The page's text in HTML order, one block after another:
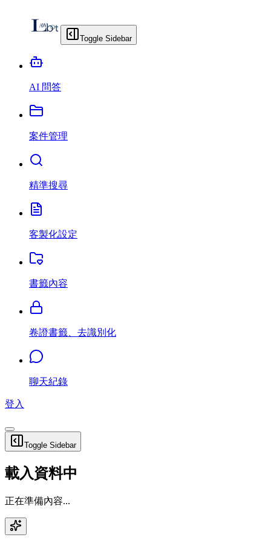
Toggle Sidebar
AI 問答
案件管理
精準搜尋
客製化設定
書籤內容
卷證書籤、去識別化
聊天紀錄
登入
Toggle Sidebar
載入資料中
正在準備內容...